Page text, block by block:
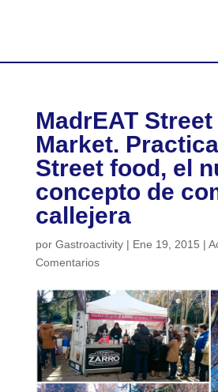
MadrEAT
Market.
Street food, el
concepto de
callejera
por Gastroactivity| Ene 19, 2015 |
Comentarios